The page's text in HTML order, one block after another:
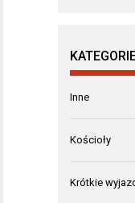
Inne
Kościoły
Krótkie